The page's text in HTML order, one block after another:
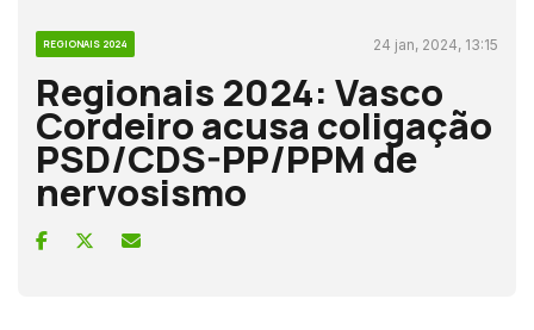
REGIONAIS 2024 24 jan, 2024, 13:15
Regionais 2024: Vasco
Cordeiro acusa coligação
PSD/CDS-PP/PPM de
nervosismo